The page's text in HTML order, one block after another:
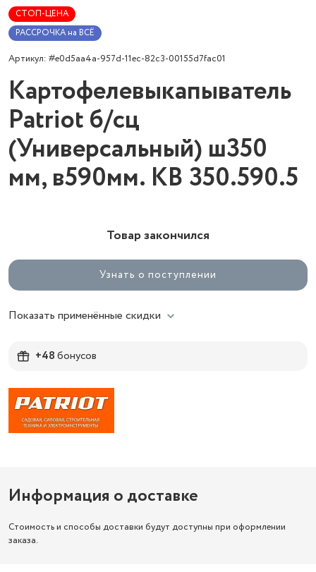
СТОП-ЦЕНА
РАССРОЧКА на ВСЁ
Артикул: #e0d5aa4a-957d-11ec-82c3-00155d7fac01
Картофелевыкапыватель
Patriot б/сц
(Универсальный) ш350
мм, в590мм. КВ 350.590.5
Товар закончился
Узнать о поступлении
Показать применённые скидки
+48бонусов
Информация о доставке
Стоимость и способы доставки будут доступны при оформлении
заказа.